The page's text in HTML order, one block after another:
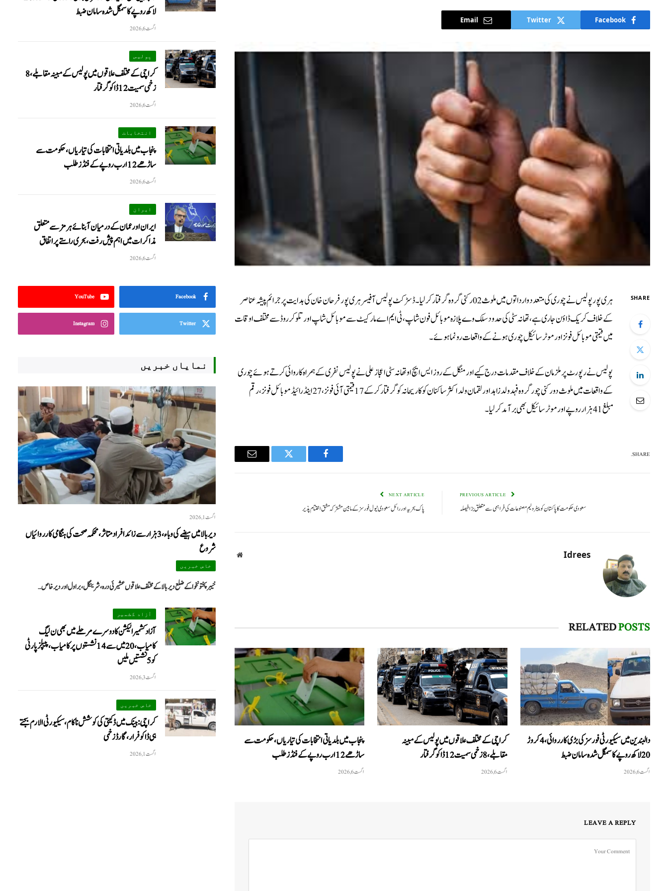
Facebook
Twitter
Email
SHARE
ہری پور پولیس نے چوری کی متعدد وارداتوں میں ملوث 02 رکنی گروہ گرفتار کر لیا۔ڈسڑکٹ پولیس آفیسر ہری پور فرحان خان کی ہدایت پر جرائم پیشہ عناصر
کے خلاف کریک ڈاؤن جاری ہے،تھانہ سٹی کی حدود سلک وے پلازہ موبائل فون شاپ،ٹی ایم اے مارکیٹ سے موبائل شاپ اور تلوکر روڈ سے مختلف اوقات
میں قیمتی موبائل فونز اور موٹرسائیکل چوری ہونے کے واقعات رونما ہوئے۔
پولیس نے رپورٹ پر ملزمان کے خلاف مقدمات درج کیے اور منگل کے روز ایس ایچ او تھانہ سٹی اعجاز علی نے پولیس نفری کے ہمراہ کاروائی کرتے ہوئے چوری
کے واقعات میں ملوث دو رکنی چور گروہ فہد ولد زاہد اور لقمان ولد اکثر ساکنان کوکا ریحانہ کو گرفتار کر کے 17 قیمتی آئی فونز،27 اینڈ رائیڈ موبائل فونز،رقم
مبلغ 41 ہزار روپے اور موٹرسائیکل بھی برآمد کرلیا۔
SHARE.
Facebook
Twitter
Email
سعودی حکومت کا پاکستان کو پیٹرولیم مصنوعات کی فراہمی سے متعلق بڑا فیصلہ
NEXT ARTICLE
پاک بحریہ اور رائل سعودی نیول فورسز کے مابین مشترکہ مشق اختتام پذیر
Idrees
Website
RELATEDPOSTS
دالبندین میں سیکیورٹی فورسز کی بڑی کارروائی، 4 کروڑ
20 لاکھ روپے کا سمگل شدہ سامان ضبط
اگست 6, 2026
کراچی کے مختلف علاقوں میں پولیس کے مبینہ
مقابلے، 8 زخمی سمیت 12 ڈاکو گرفتار
اگست 6, 2026
پنجاب میں بلدیاتی انتخابات کی تیاریاں، حکومت سے
ساڑھے 12 ارب روپے کے فنڈز طلب
اگست 6, 2026
LEAVE A REPLY
لاکھ روپے کا سمگل شدہ سامان ضبط
اگست 6, 2026
پولیس
کراچی کے مختلف علاقوں میں پولیس کے مبینہ مقابلے، 8
زخمی سمیت 12 ڈاکو گرفتار
اگست 6, 2026
انتخابات
پنجاب میں بلدیاتی انتخابات کی تیاریاں، حکومت سے
ساڑھے 12 ارب روپے کے فنڈز طلب
اگست 6, 2026
ایران
ایران اور عمان کے درمیان آبنائے ہرمز سے متعلق
مذاکرات میں اہم پیش رفت، بحری راستے پر اتفاق
اگست 6, 2026
Facebook
YouTube
Twitter
Instagram
نمایاں خبریں
اگست 1, 2026
دیر بالا میں ہیضے کی وباء، 3 ہزار سے زائد افراد متاثر، محکمہ صحت کی ہنگامی کارروائیاں
شروع
خاص خبریں
خیبرپختونخوا کے ضلع دیر بالا کے مختلف علاقوں عشیرئی درہ، شرینگل، براول اور دیر خاص…
آزاد کشمیر
آزاد کشمیر الیکشن کا دوسرے مرحلے میں بھی ن لیگ
کامیاب، 20 میں سے 14 نشستوں پر کامیاب، پیپلزپارٹی
کو 5 نشستیں ملیں
اگست 3, 2026
خاص خبریں
کراچی: بینک میں ڈکیتی کی کوشش ناکام، سیکیورٹی الارم بجتے
ہی ڈاکو فرار، گارڈ زخمی
اگست 1, 2026